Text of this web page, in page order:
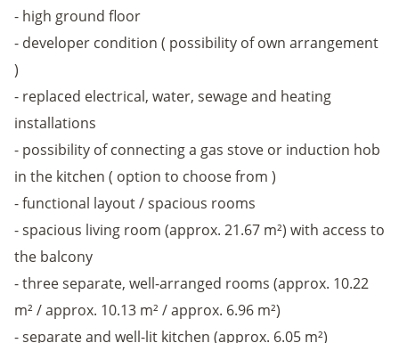
- high ground floor
- developer condition ( possibility of own arrangement
)
- replaced electrical, water, sewage and heating
installations
- possibility of connecting a gas stove or induction hob
in the kitchen ( option to choose from )
- functional layout / spacious rooms
- spacious living room (approx. 21.67 m²) with access to
the balcony
- three separate, well-arranged rooms (approx. 10.22
m² / approx. 10.13 m² / approx. 6.96 m²)
- separate and well-lit kitchen (approx. 6.05 m²)